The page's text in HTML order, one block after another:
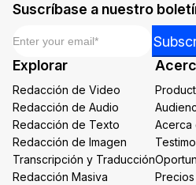
Suscríbase a nuestro
Email
Explorar
Redacción de Video
Redacción de Audio
Redacción de Texto
Redacción de Imagen
Transcripción y Traducción
Redacción Masiva
Acerca
Precios